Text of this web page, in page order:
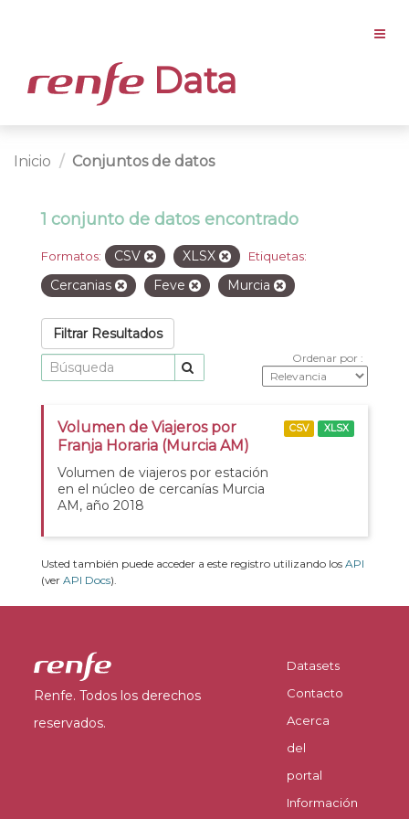
Data
Inicio Conjuntos de datos
1 conjunto de datos encontrado
Formatos: CSV XLSX Etiquetas:
Cercanias Feve Murcia
Filtrar Resultados
Ordenar por
Volumen de Viajeros por
Franja Horaria (Murcia AM)
Volumen de viajeros por estación
en el núcleo de cercanías Murcia
AM, año 2018
CSV XLSX
Usted también puede acceder a este registro utilizando los API
(ver API Docs).
Renfe. Todos los derechos
reservados.
Datasets
Contacto
Acerca
del
portal
Información